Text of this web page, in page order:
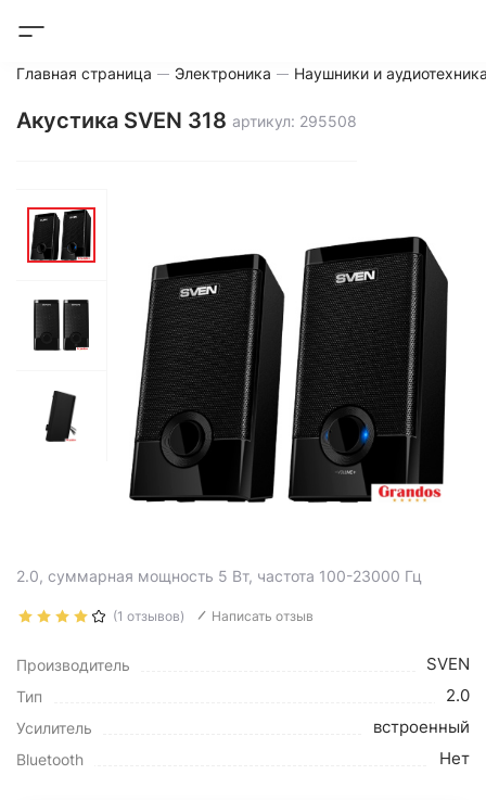
Главная страница Электроника Наушники и
Акустика SVEN 318 артикул: 295508
2.0, суммарная мощность 5 Вт, частота 100-23000 Гц
(1 отзывов) Написать отзыв
Производитель SVEN
Тип 2.0
Усилитель встроенный
Bluetooth Нет